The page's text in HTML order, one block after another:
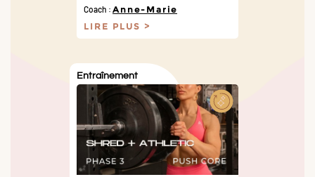
Coach : Anne-Marie
LIRE PLUS
Entraînement